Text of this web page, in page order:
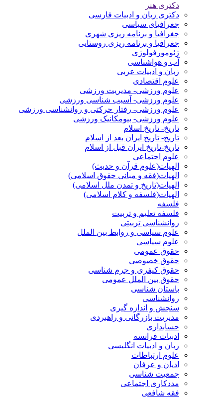
دکتری هنر
دکتری زبان و ادبیات فارسی
جغرافیای سیاسی
جغرافیا و برنامه ریزی شهری
جغرافیا و برنامه ریزی روستایی
ژئومورفولوژی
آب و هواشناسی
زبان و ادبیات عربی
علوم اقتصادی
علوم ورزشی- مدیریت ورزشی
علوم ورزشی- آسیب شناسی ورزشی
علوم ورزشی- رفتار حرکتی و روانشناسی ورزشی
علوم ورزشی- بیومکانیک ورزشی
تاریخ- تاریخ اسلام
تاریخ- تاریخ ایران بعد از اسلام
تاریخ-تاریخ ایران قبل از اسلام
علوم اجتماعی
الهیات(علوم قرآن و حدیث)
الهیات(فقه و مبانی حقوق اسلامی)
الهیات(تاریخ و تمدن ملل اسلامی)
الهیات(فلسفه و کلام اسلامی)
فلسفه
فلسفه تعلیم و تربیت
روانشناسی تربیتی
علوم سیاسی و روابط بین الملل
علوم سیاسی
حقوق عمومی
حقوق خصوصی
حقوق کیفری و جرم شناسی
حقوق بین الملل عمومی
باستان شناسی
روانشناسی
سنجش و اندازه گیری
مدیریت بازرگانی و راهبردی
حسابداری
ادبیات فرانسه
زبان و ادبیات انگلیسی
علوم ارتباطات
ادیان و عرفان
جمعیت شناسی
مددکاری اجتماعی
فقه شافعی